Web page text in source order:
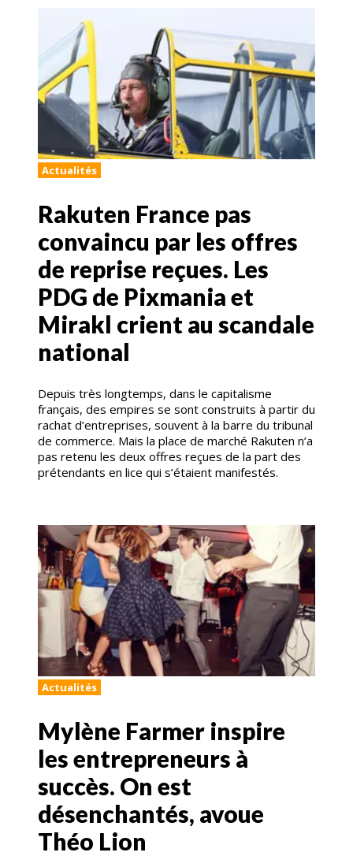
Actualités
Rakuten France pas
convaincu par les offres
de reprise reçues. Les
PDG de Pixmania et
Mirakl crient au scandale
national
Depuis très longtemps, dans le capitalisme
français, des empires se sont construits à partir du
rachat d’entreprises, souvent à la barre du tribunal
de commerce. Mais la place de marché Rakuten n’a
pas retenu les deux offres reçues de la part des
prétendants en lice qui s’étaient manifestés.
Actualités
Mylène Farmer inspire
les entrepreneurs à
succès. On est
désenchantés, avoue
Théo Lion